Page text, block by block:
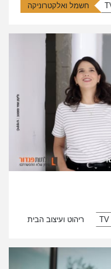
חשמל ואלקטרוניקה
ריהוט ועיצוב הבית